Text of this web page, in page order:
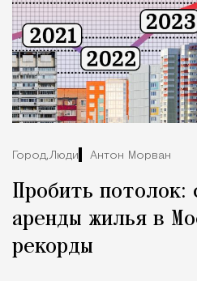
Город,Люди Антон Морван
Пробить потолок:
аренды жилья в
рекорды